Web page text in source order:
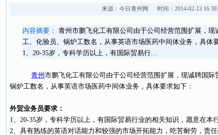
来源： 今日青州网 时间：2014-02-13
内容摘要：
青州市鹏飞化工有限公司由于公司经营范围扩展，
工、化验员、锅炉工数名，从事英语市场医药中间体业务，具体
1、20-35岁，专科学历以上，有国际贸易行...
青州 市鹏飞化工有限公司由于公司经营范围扩展，现诚聘国
锅炉工数名，从事英语市场医药中间体业务，具体要求如下：
外贸业务员要求：
1、20-35岁，专科学历以上，有国际贸易行业的相关知识，愿意在本
2、具有熟练的英语对话能力和较强的市场开拓能力，吃苦耐劳，责